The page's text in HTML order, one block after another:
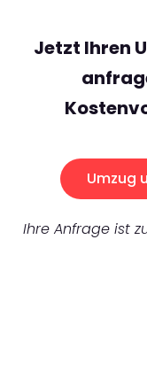
Jetzt Ihren
Umzug
Ihre Anfrage ist